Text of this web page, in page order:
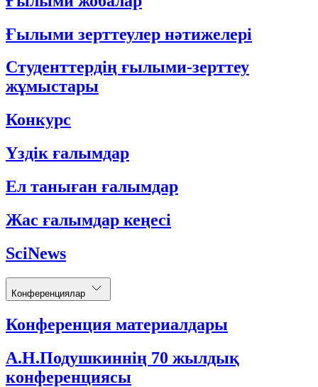
Ғылыми зерттеулер нәтижелері
Студенттердің ғылыми-зерттеу
жұмыстары
Конкурс
Үздік ғалымдар
Ел таныған ғалымдар
Жас ғалымдар кеңесі
SciNews
Конференциялар
Конференция материалдары
А.Н.Подушкиннің 70 жылдық
конференциясы